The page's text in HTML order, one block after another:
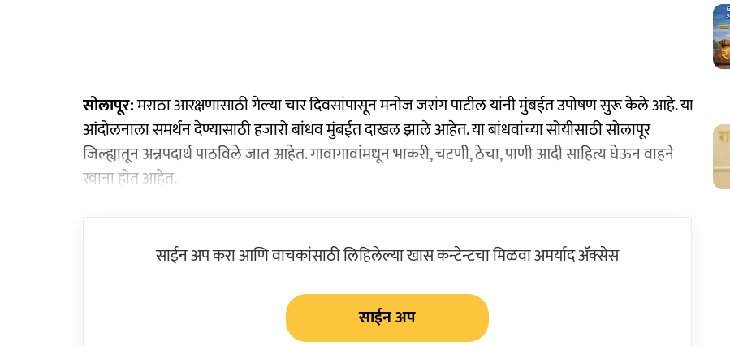
सोलापूर:मराठा आरक्षणासाठी गेल्या चार दिवसांपासून मनोज जरांग पाटील यांनी मुंबईत उपोषण सुरू केले आहे. या
आंदोलनाला समर्थन देण्यासाठी हजारो बांधव मुंबईत दाखल झाले आहेत. या बांधवांच्या सोयीसाठी सोलापूर
जिल्ह्यातून अन्नपदार्थ पाठविले जात आहेत. गावागावांमधून भाकरी, चटणी, ठेचा, पाणी आदी साहित्य घेऊन वाहने
रवाना होत आहेत.
साईन अप करा आणि वाचकांसाठी लिहिलेल्या खास कन्टेन्टचा मिळवा अमर्याद ॲक्सेस
साईन अप